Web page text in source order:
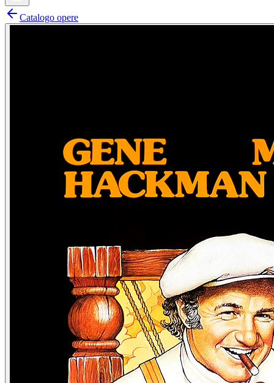
Catalogo opere